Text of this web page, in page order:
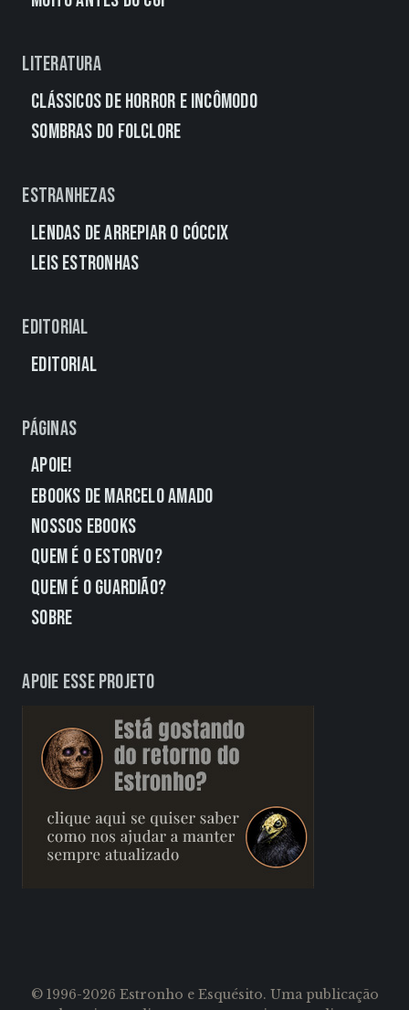
Literatura
Clássicos de Horror e Incômodo
Sombras do Folclore
Estranhezas
Lendas de Arrepiar o Cóccix
Leis Estronhas
Editorial
Editorial
Páginas
Apoie!
eBooks de Marcelo Amado
Nossos eBooks
Quem É o Estorvo?
Quem É o Guardião?
Sobre
Apoie esse projeto
© 1996-2026 Estronho e Esquésito. Uma publicação